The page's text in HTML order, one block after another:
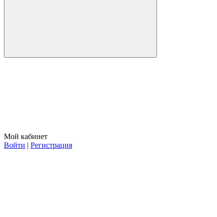
Мой кабинет
Войти | Регистрация